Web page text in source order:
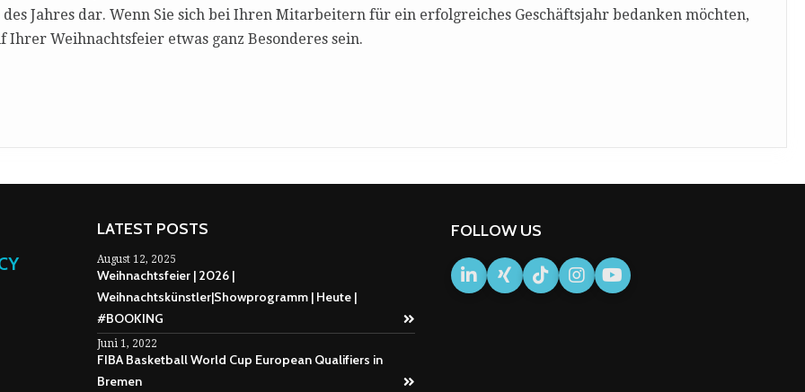
Jahres dar. Wenn Sie sich bei Ihren Mitarbeitern für ein erfolgreiches Geschäftsjahr bedanken möchten,
Ihrer Weihnachtsfeier etwas ganz Besonderes sein.
LATEST POSTS
August 12, 2025
Weihnachtsfeier | 2026 |
Weihnachtskünstler|Showprogramm | Heute |
#BOOKING
Juni 1, 2022
FIBA Basketball World Cup European Qualifiers in
Bremen
FOLLOW US